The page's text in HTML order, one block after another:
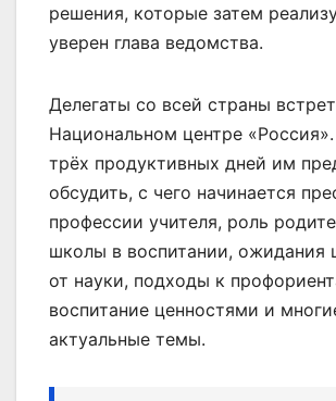
решения, которые затем
уверен глава ведомства.
Делегаты со всей страны
Национальном центре
трёх продуктивных дней им
обсудить, с чего начинается
профессии учителя, роль
школы в воспитании, ожидания
от науки, подходы к
воспитание ценностями и
актуальные темы.